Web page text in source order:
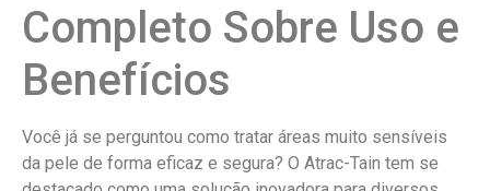
Completo Sobre Uso e
Benefícios
Você já se perguntou como tratar áreas muito sensíveis
da pele de forma eficaz e segura? O Atrac-Tain tem se